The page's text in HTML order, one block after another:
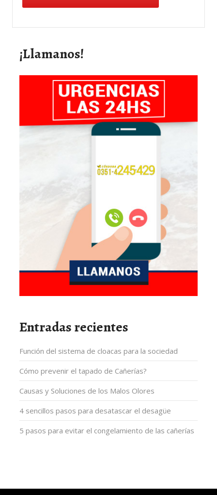
¡Llamanos!
Entradas recientes
Función del sistema de cloacas para la sociedad
Cómo prevenir el tapado de Cañerías?
Causas y Soluciones de los Malos Olores
4 sencillos pasos para desatascar el desagüe
5 pasos para evitar el congelamiento de las cañerías